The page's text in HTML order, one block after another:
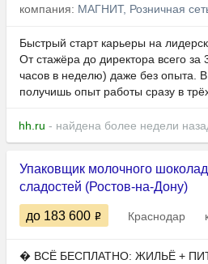
компания: МАГНИТ, Розничная
Быстрый старт карьеры на
От стажёра до директора всего
часов в неделю) даже без опыта.
получишь опыт работы сразу в
hh.ru - найдена более недели
Упаковщик молочного
сладостей (Ростов-на-Дону)
до 183 600 Краснодар
� ВСЁ БЕСПЛАТНО: ЖИЛЬЁ +